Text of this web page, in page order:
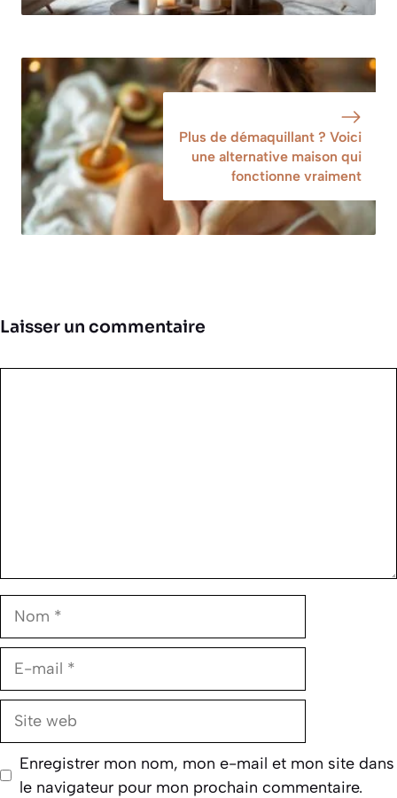
Plus de démaquillant ? Voici
une alternative maison qui
fonctionne vraiment
Laisser un commentaire
Nom
E-
Site
Enregistrer mon nom, mon e-mail et mon site dans
le navigateur pour mon prochain commentaire.